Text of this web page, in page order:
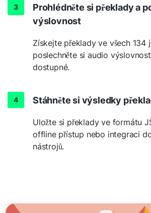
Prohlédněte si překlady a
výslovnost
Získejte překlady ve všech 134
poslechněte si audio
dostupné.
Stáhněte si výsledky
Uložte si překlady ve formátu
offline přístup nebo integraci
nástrojů.